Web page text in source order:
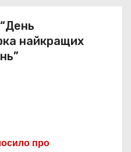
найкращих
про